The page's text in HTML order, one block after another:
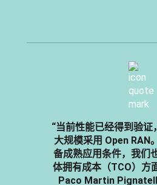
“当前性能已经得到验证
大规模采用 Open RAN
备成熟应用条件，我们
体拥有成本（TCO）方
Paco Martin